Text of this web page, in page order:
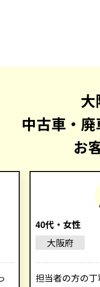
大
中古車・
お
40代・女性
大阪府
担当者の方の